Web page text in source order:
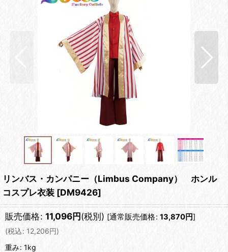
リンバス・カンパニー（Limbus Company） ホンル
コスプレ衣装 [DM9426]
販売価格: 11,096円(税別) [通常販売価格: 13,870円]
(税込: 12,206円)
重み: 1kg